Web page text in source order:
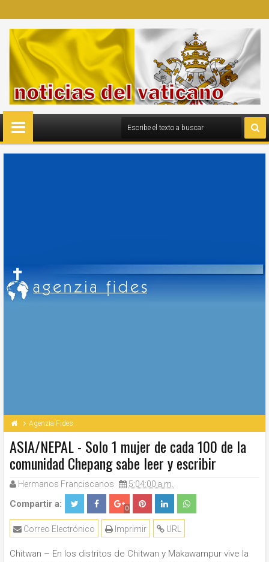
Agenzia Fides
ASIA/NEPAL - Solo 1 mujer de cada 100 de la
comunidad Chepang sabe leer y escribir
Hermanos Franciscanos 5:04:00 a.m.
Compartir a: 0
URL
Imprimir
Correo Electrónico
Chitwan – En los distritos de Chitwan y Makawampur vive la